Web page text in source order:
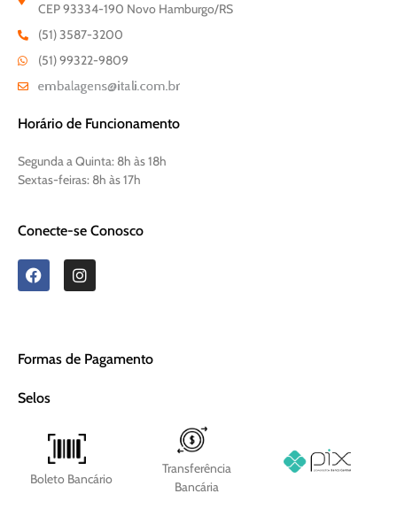
CEP 93334-190 Novo Hamburgo/RS
(51) 3587-3200
(51) 99322-9809
Horário de Funcionamento
Segunda a Quinta: 8h às 18h
Sextas-feiras: 8h às 17h
Conecte-se Conosco
Formas de Pagamento
Selos
Boleto Bancário
Transferência
Bancária